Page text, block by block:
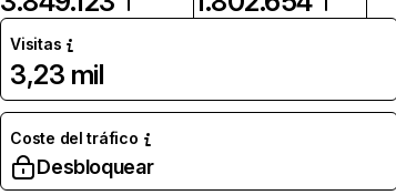
Visitas
3,23 mil
Coste del tráfico
Desbloquear